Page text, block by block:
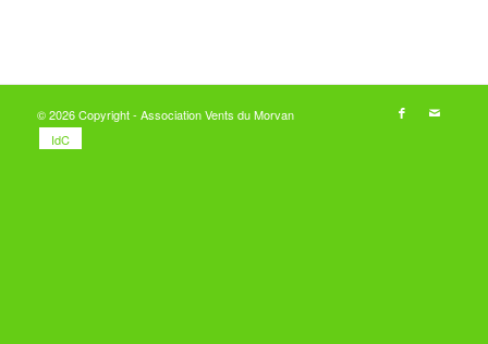
© 2026 Copyright - Association Vents du Morvan
IdC